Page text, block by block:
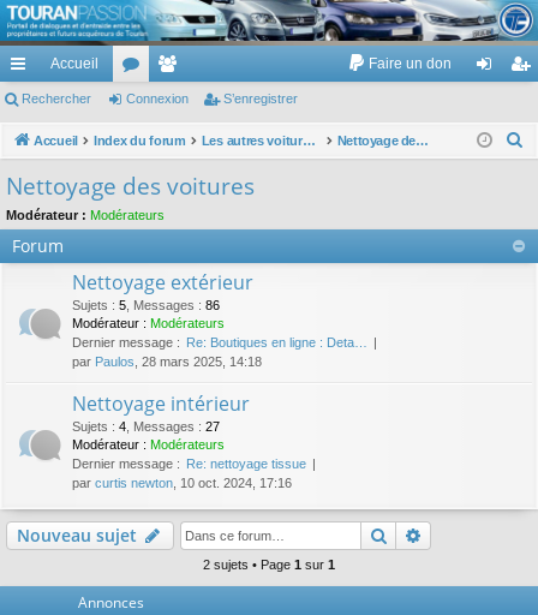
TouranPassion
Le forum des propriétaires ou futurs acquéreurs du Volkswagen Touran
cc
ès
pi
de
Accueil
or
u
e
m
Faire un don
ne nr
re
Rechercher Connexion S’enregistrer
Accueil Index du forum Les autres voitures et ce qui touche à la voiture Nettoyage des voitures
Nettoyage des voitures
Modérateur : Modérateurs
Forum
Nettoyage extérieur
Sujets : 5 Messages : 86
Modérateur : Modérateurs
Dernier message : Re: Boutiques en ligne : Deta…
par Paulos , 28 mars 2025, 14:18
Nettoyage intérieur
Sujets : 4 Messages : 27
Modérateur : Modérateurs
Dernier message : Re: nettoyage tissue
par curtis newton , 10 oct. 2024, 17:16
Nouveau sujet Rechercher
2 sujets • Page 1 sur 1
Annonces